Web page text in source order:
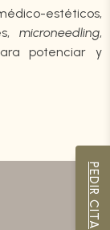
PEDIR CITA
estéticos,
microneedling,
potenciar y